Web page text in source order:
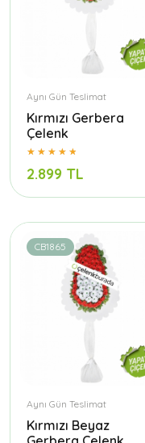
Aynı Gün Teslimat
Kırmızı Gerbera
Çelenk
2.899 TL
CB1865
Aynı Gün Teslimat
Kırmızı Beyaz